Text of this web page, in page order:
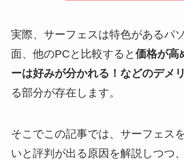
実際、サーフェスは特色があるパ
面、他のPCと比較すると 価格が高
ーは好みが分かれる！などのデメ
る部分が存在します。
そこでこの記事では、サーフェス
いと評判が出る原因を解説しつつ